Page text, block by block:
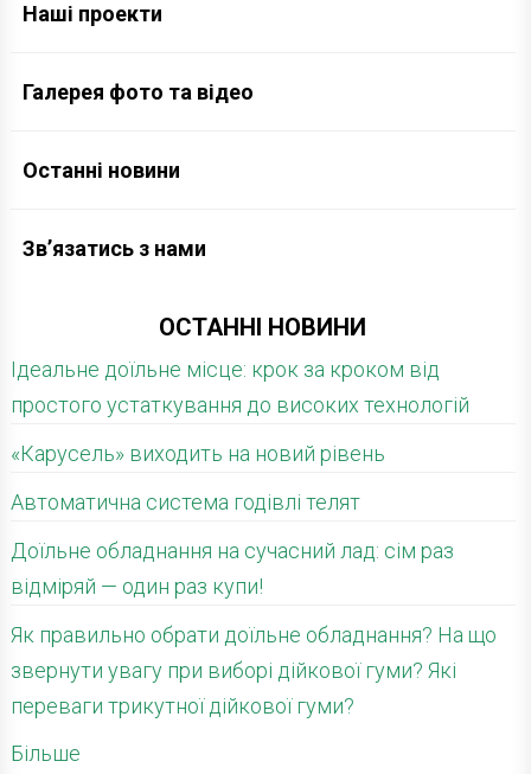
Наші проекти
Галерея фото та відео
Останні новини
Зв’язатись з нами
ОСТАННІ НОВИНИ
Ідеальне доїльне місце: крок за кроком від
простого устаткування до високих технологій
«Карусель» виходить на новий рівень
Автоматична система годівлі телят
Доїльне обладнання на сучасний лад: сім раз
відміряй — один раз купи!
Як правильно обрати доїльне обладнання? На що
звернути увагу при виборі дійкової гуми? Які
переваги трикутної дійкової гуми?
Більше